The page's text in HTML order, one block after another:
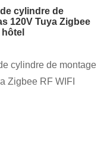
cylindre de
120V Tuya Zigbee
cylindre de montage
Zigbee RF WIFI